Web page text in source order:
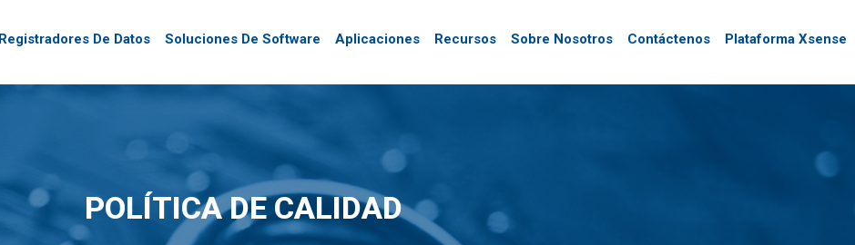
Registradores De Datos Soluciones De Software Aplicaciones Recursos Sobre Nosotros Contáctenos Plataforma Xsense
POLÍTICA DE CALIDAD